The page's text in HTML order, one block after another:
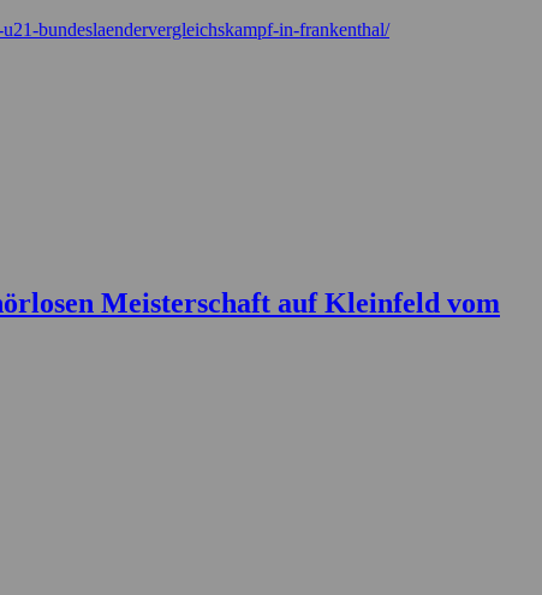
bundeslaendervergleichskampf-in-frankenthal/
Meisterschaft auf Kleinfeld vom